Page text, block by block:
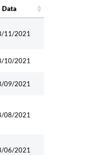
Data
11/2021
10/2021
09/2021
08/2021
06/2021